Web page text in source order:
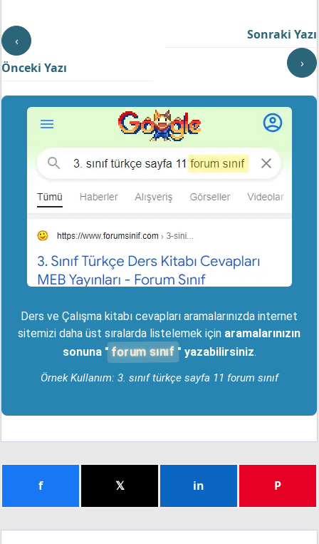
‹
Önceki Yazı
Sonraki Yazı
›
Ders ve Çalışma kitabı cevapları aramalarınızda internet
sitemizi daha üst sıralarda listelemek için aramalarınızın
sonuna " forum sınıf " yazabilirsiniz.
Örnek Kullanım: 3. sınıf türkçe sayfa 11 forum sınıf
f 𝕏 in P